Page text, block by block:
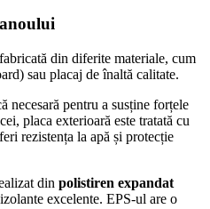
din diferite materiale, cum
sau placaj de înaltă calitate.
necesară pentru a susține forțele
placa exterioară este tratată cu
rezistența la apă și protecție
din polistiren expandat
excelente. EPS-ul are o